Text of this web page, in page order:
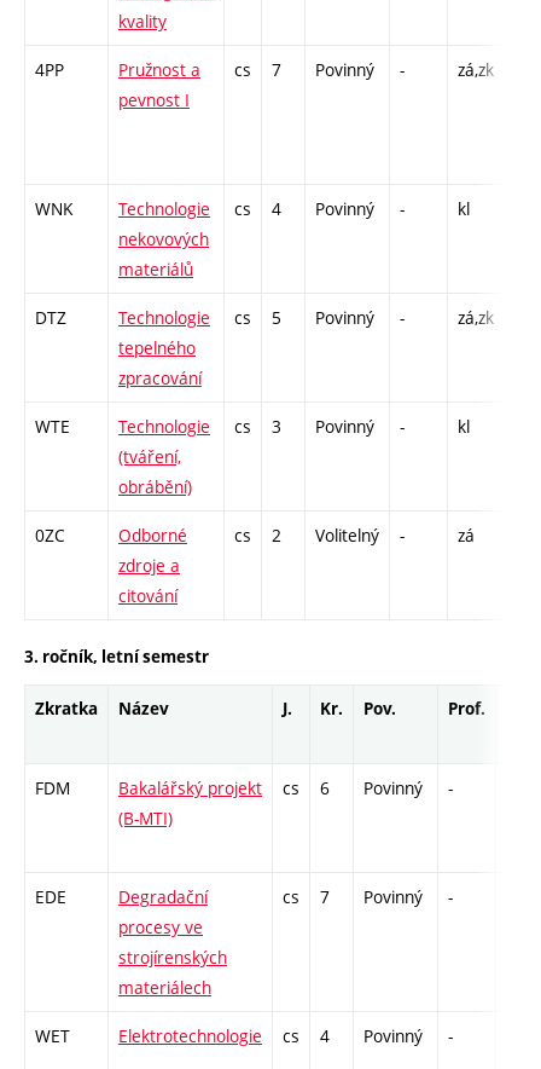
kvality
4PP
Pružnost a
pevnost I
cs 7 Povinný - zá,zk
WNK
Technologie
nekovových
materiálů
cs 4 Povinný - kl
DTZ
Technologie
tepelného
zpracování
cs 5 Povinný - zá,zk
WTE
Technologie
(tváření,
obrábění)
cs 3 Povinný - kl
0ZC
Odborné
zdroje a
citování
cs 2 Volitelný - zá
3. ročník, letní semestr
Zkratka Název J. Kr. Pov. Prof.
FDM
Bakalářský projekt
(B-MTI)
cs 6 Povinný -
EDE
Degradační
procesy ve
strojírenských
materiálech
cs 7 Povinný -
WET Elektrotechnologie cs 4 Povinný -